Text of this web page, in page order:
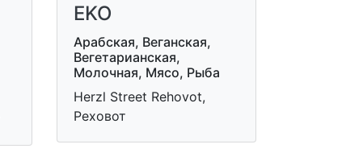
EKO
Арабская, Веганская,
Вегетарианская,
Молочная, Мясо, Рыба
Herzl Street Rehovot,
Реховот